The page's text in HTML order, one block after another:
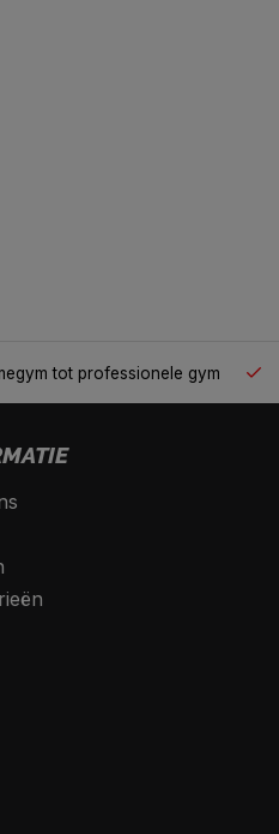
tot professionele gym